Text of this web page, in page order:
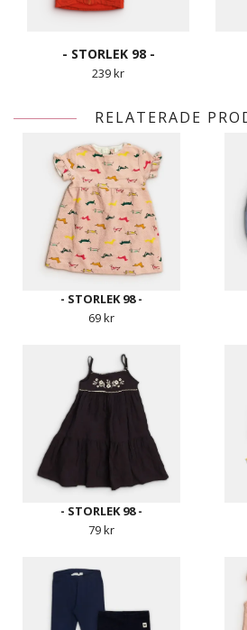
- STORLEK 98 -
239 kr
RELATERADE
- STORLEK 98 -
69 kr
- STORLEK 98 -
79 kr